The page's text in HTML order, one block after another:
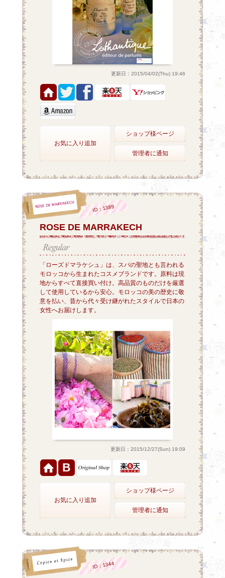
更新日：2015/04/02(Thu) 19:46
お気に入り追加
ショップ様ページ
管理者に通知
ROSE DE MARRAKECH
ID：1389
「ローズドマラケシュ」は、スパの聖地とも言われる
モロッコから生まれたコスメブランドです。原料は現
地からすべて直接買い付け。高品質のものだけを厳選
して使用しているから安心。モロッコの美の歴史に敬
意を払い、昔から代々受け継がれたスタイルで日本の
女性へお届けします。
更新日：2015/12/27(Sun) 19:09
B
お気に入り追加
ショップ様ページ
管理者に通知
ID：1344